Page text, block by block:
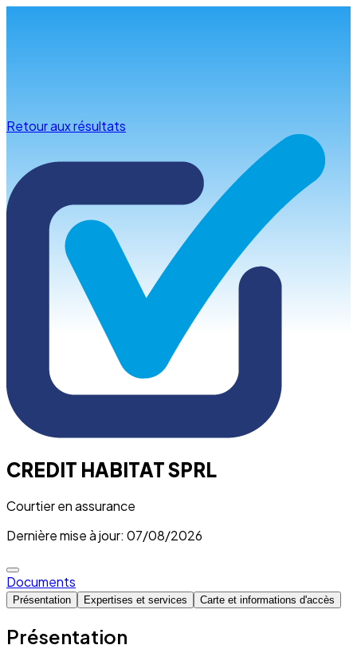
Retour aux résultats
CREDIT HABITAT SPRL
Courtier en assurance
Dernière mise à jour: 07/08/2026
Documents
Présentation Expertises et services Carte et informations d'accès
Présentation